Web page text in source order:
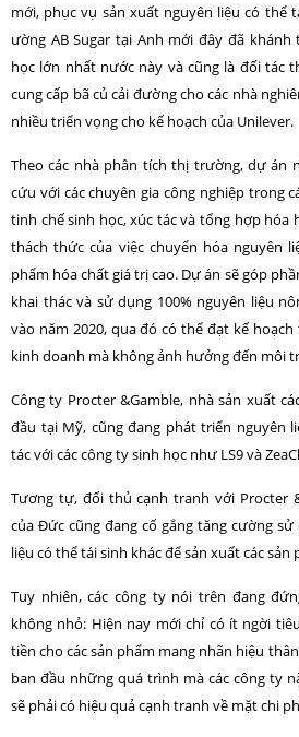
mới, phục vụ sản xuất nguyên liệu có thể
ường AB Sugar tại Anh mới đây đã
học lớn nhất n­ước này và cũng là đối tác
cung cấp bã củ cải đ­ường cho các nhà
nhiều triển vọng cho kế hoạch của Unilever.
Theo các nhà phân tích thị tr­ường, dự án
cứu với các chuyên gia công nghiệp trong
tinh chế sinh học, xúc tác và tổng hợp hóa
thách thức của việc chuyển hóa nguyên
phẩm hóa chất giá trị cao. Dự án sẽ góp
khai thác và sử dụng 100% nguyên liệu
vào năm 2020, qua đó có thể đạt kế
kinh doanh mà không ảnh hư­ởng đến môi
Công ty Procter &Gamble, nhà sản xuất
đầu tại Mỹ, cũng đang phát triển nguyên
tác với các công ty sinh học nh­ư LS9 và
T­ương tự, đối thủ cạnh tranh với Procter
của Đức cũng đang cố gắng tăng c­ường sử
liệu có thể tái sinh khác để sản xuất các sản
Tuy nhiên, các công ty nói trên đang
không nhỏ: Hiện nay mới chỉ có ít ng­ời
tiền cho các sản phẩm mang nhãn hiệu
ban đầu những quá trình mà các công ty
sẽ phải có hiệu quả cạnh tranh về mặt chi